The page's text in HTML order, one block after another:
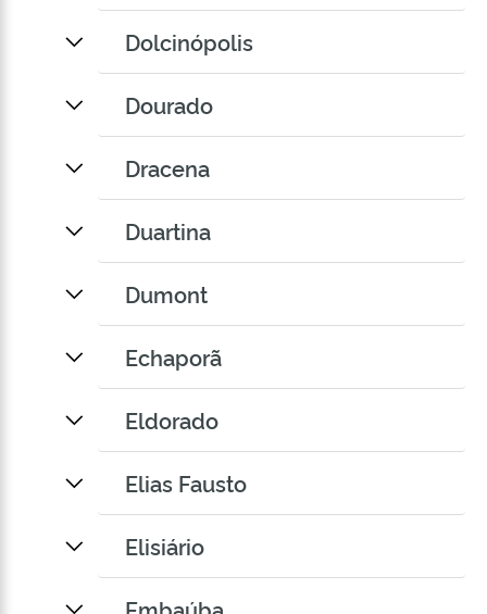
Dolcinópolis
Dourado
Dracena
Duartina
Dumont
Echaporã
Eldorado
Elias Fausto
Elisiário